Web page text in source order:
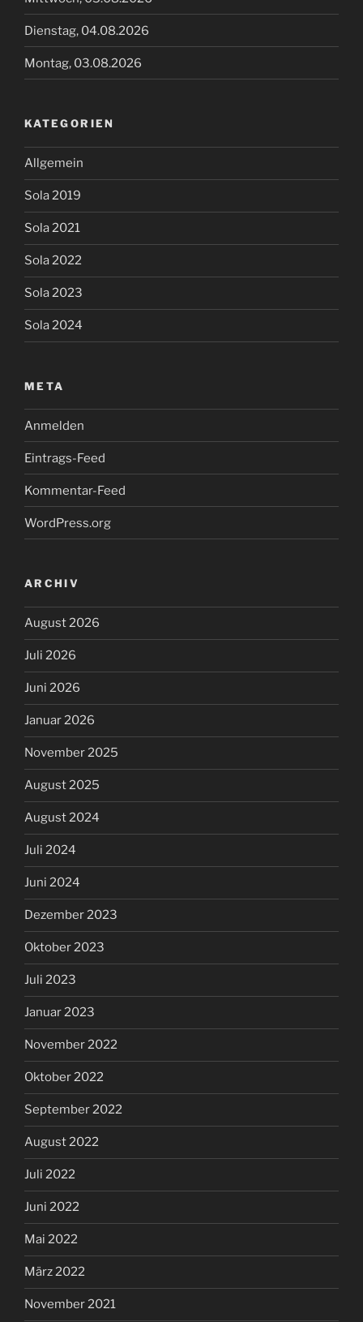
Dienstag, 04.08.2026
Montag, 03.08.2026
KATEGORIEN
Allgemein
Sola 2019
Sola 2021
Sola 2022
Sola 2023
Sola 2024
META
Anmelden
Eintrags-Feed
Kommentar-Feed
WordPress.org
ARCHIV
August 2026
Juli 2026
Juni 2026
Januar 2026
November 2025
August 2025
August 2024
Juli 2024
Juni 2024
Dezember 2023
Oktober 2023
Juli 2023
Januar 2023
November 2022
Oktober 2022
September 2022
August 2022
Juli 2022
Juni 2022
Mai 2022
März 2022
November 2021